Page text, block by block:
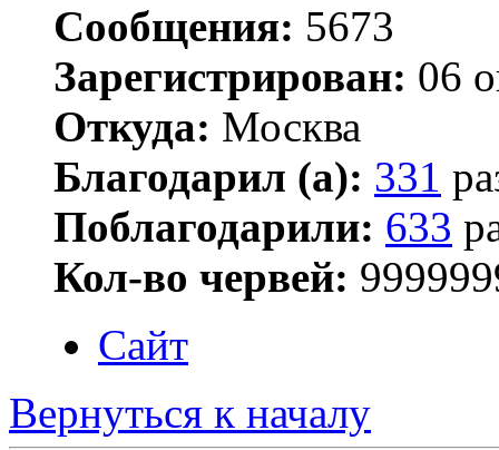
Сообщения: 5673
Зарегистрирован: 06
Откуда: Москва
Благодарил (а): 331
Поблагодарили: 633
Кол-во червей:
Сайт
Вернуться к началу